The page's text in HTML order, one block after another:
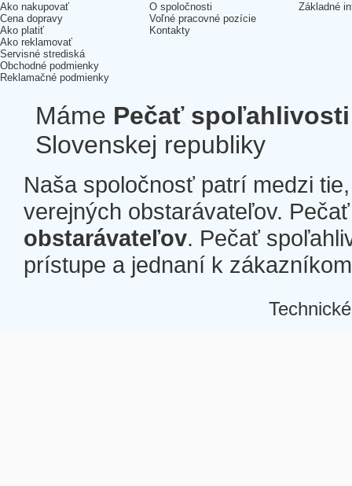
Ako nakupovať
Cena dopravy
Ako platiť
Ako reklamovať
Servisné strediská
Obchodné podmienky
Reklamačné podmienky
O spoločnosti
Voľné pracovné pozície
Kontakty
Základné
Máme Pečať spoľahlivosti
Slovenskej republiky
Naša spoločnosť patrí medzi
verejných obstarávateľov.
obstarávateľov. Pečať
prístupe a jednaní k